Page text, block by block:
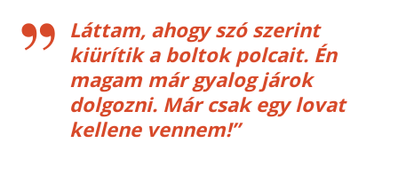
Láttam, ahogy szó szerint
kiürítik a boltok polcait. Én
magam már gyalog járok
dolgozni. Már csak egy lovat
kellene vennem!”